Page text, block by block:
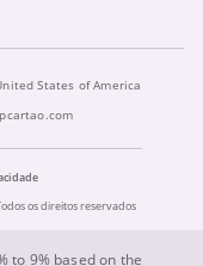
States of America
os direitos reservados
to 9% based on the